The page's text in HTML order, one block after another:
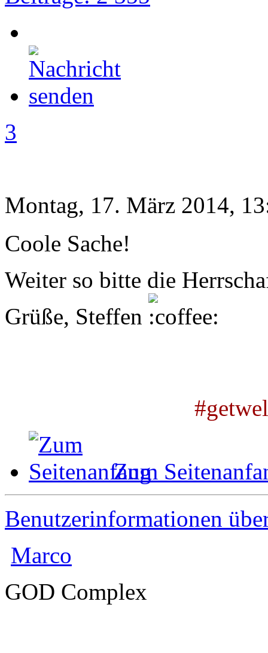
3
Montag, 17. März 2014,
Coole Sache!
Weiter so bitte die
Grüße, Steffen
Zum
Benutzerinformationen
Marco
GOD Complex